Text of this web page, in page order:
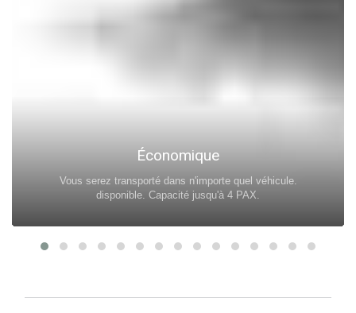
Économique
Vous serez transporté dans n'importe quel véhicule.
disponible. Capacité jusqu'à 4 PAX.